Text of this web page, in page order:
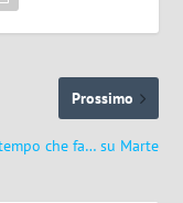
Prossimo
che fa… su Marte